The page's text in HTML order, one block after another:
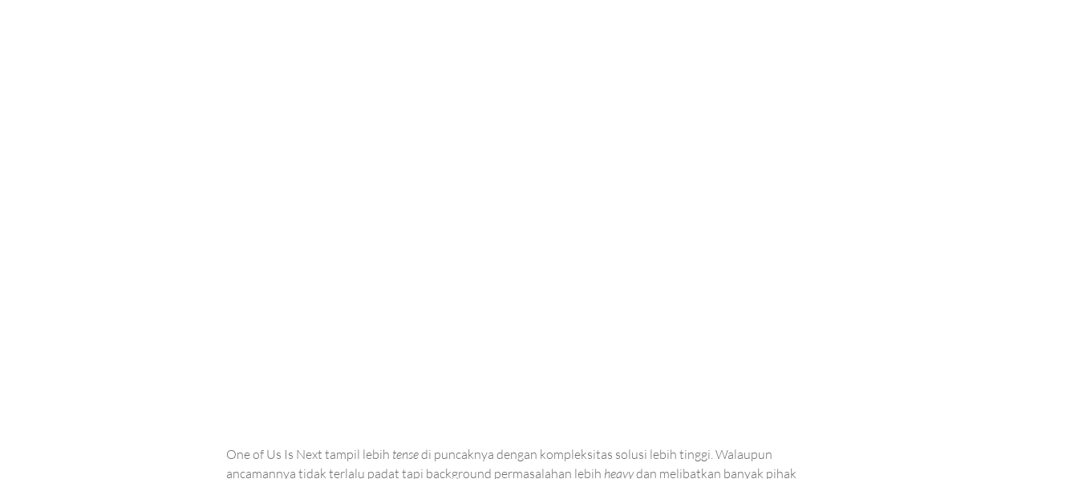
One of Us Is Next tampil lebih tense di puncaknya dengan kompleksitas solusi lebih tinggi. Walaupun
ancamannya tidak terlalu padat tapi background permasalahan lebih heavy dan melibatkan banyak pihak